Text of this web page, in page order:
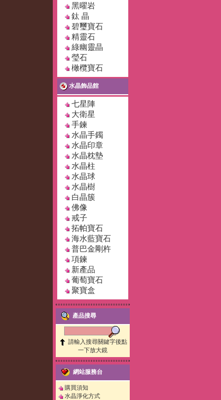
黑曜岩
鈦 晶
碧璽寶石
精靈石
綠幽靈晶
瑩石
橄欖寶石
水晶飾品館
七星陣
大衛星
手鍊
水晶手鐲
水晶印章
水晶枕墊
水晶柱
水晶球
水晶樹
白晶簇
佛像
戒子
拓帕寶石
海水藍寶石
普巴金剛杵
項鍊
新產品
葡萄寶石
聚寶盒
產品搜尋
請輸入搜尋關鍵字後點
一下放大鏡
網站服務台
購買須知
水晶淨化方式